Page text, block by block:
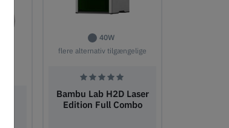
40W
flere alternativ tilgængelige
Bambu Lab H2D Laser
Edition Full Combo